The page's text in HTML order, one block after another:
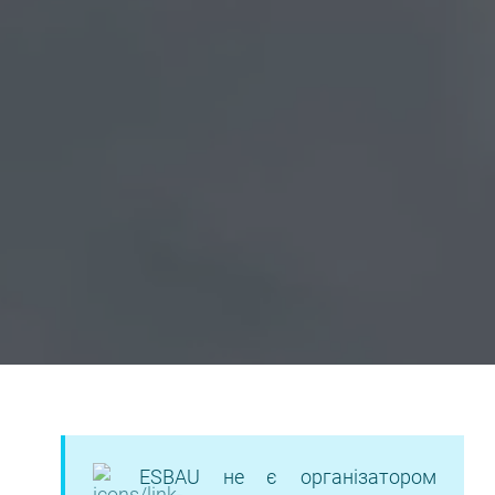
ESBAU не є організатором